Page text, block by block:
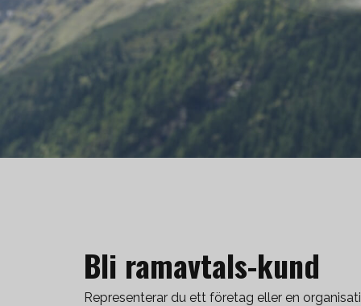
Bli ramavtals-kund
Representerar du ett företag eller en